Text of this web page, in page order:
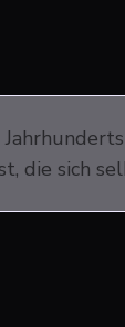
die sich